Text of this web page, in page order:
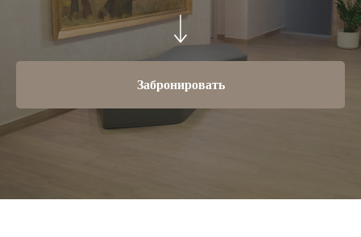
Забронировать